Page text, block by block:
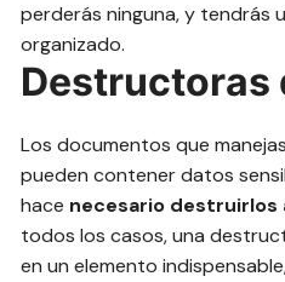
perderás ninguna, y tendrás
organizado.
Destructoras
Los documentos que
pueden contener datos
hace necesario destruirlos
todos los casos, una
en un elemento